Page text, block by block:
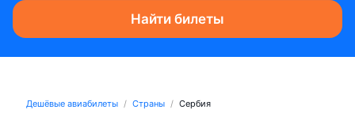
Найти билеты
Дешёвые авиабилеты Страны Сербия